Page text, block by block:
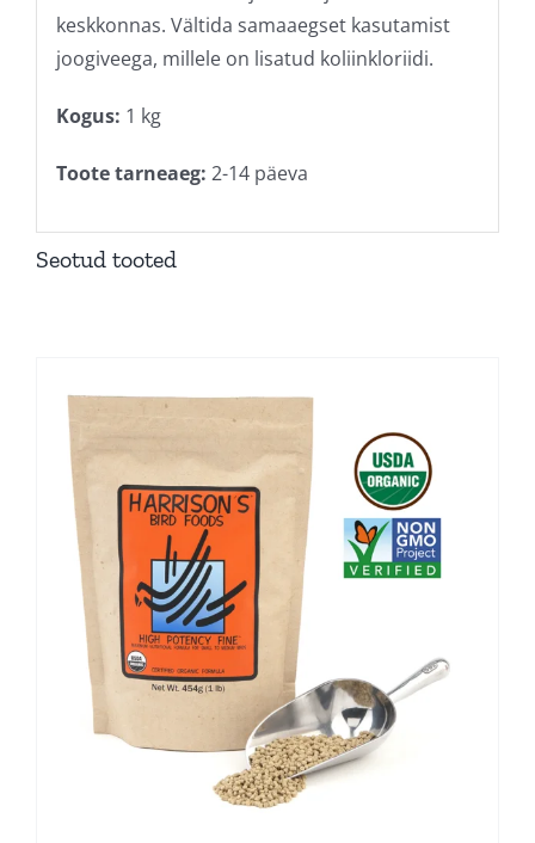
keskkonnas. Vältida samaaegset kasutamist
joogiveega, millele on lisatud koliinkloriidi.
Kogus: 1 kg
Toote tarneaeg: 2-14 päeva
Seotud tooted